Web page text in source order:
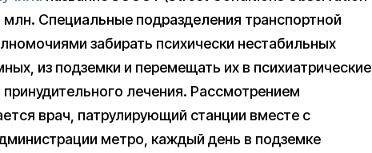
Специальные подразделения транспортной
забирать психически нестабильных
из подземки и перемещать их в психиатрические
лечения. Рассмотрением
врач, патрулирующий станции вместе с
метро, каждый день в подземке